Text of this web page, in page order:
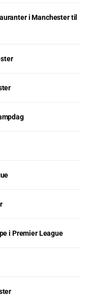
i Manchester til
i Premier League